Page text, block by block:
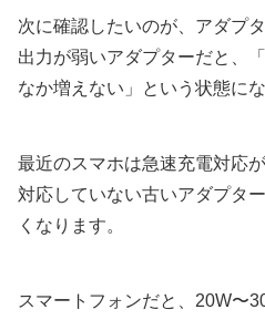
次に確認したいのが、アダプタ
出力が弱いアダプターだと、
なか増えない」という状態にな
最近のスマホは急速充電対応が
対応していない古いアダプタ
くなります。
スマートフォンだと、20W〜